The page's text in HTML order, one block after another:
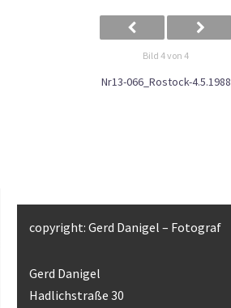
Bild 4 von 4
Nr13-066_Rostock-4.5.1988
copyright: Gerd Danigel – Fotograf
Gerd Danigel
Hadlichstraße 30